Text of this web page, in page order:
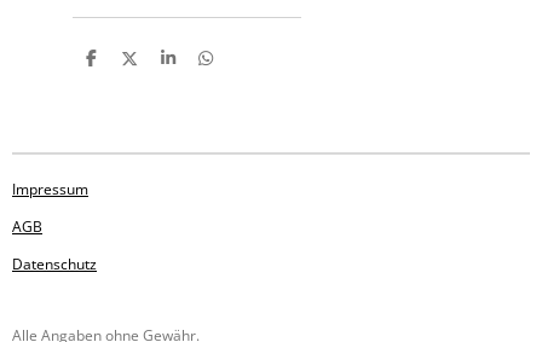
T
n
T
n
T
n
T
n
Impressum
AGB
Datenschutz
Alle Angaben ohne Gewähr.